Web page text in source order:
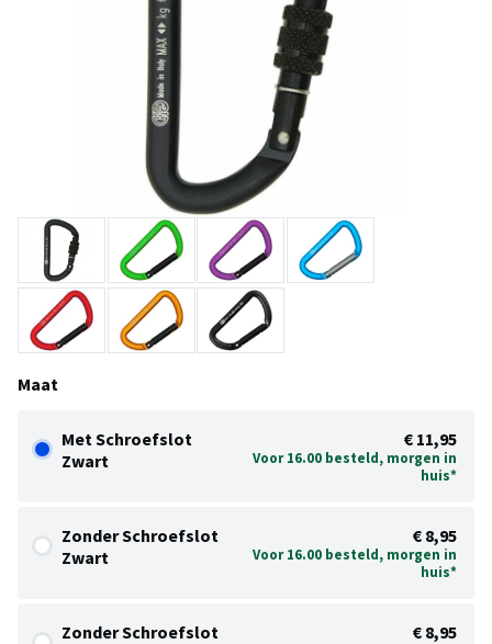
Maat
Met Schroefslot
Zwart
€ 11,95
Voor 16.00 besteld, morgen in
huis*
Zonder Schroefslot
Zwart
€ 8,95
Voor 16.00 besteld, morgen in
huis*
Zonder Schroefslot
€ 8,95